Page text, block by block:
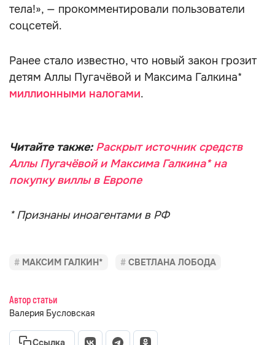
тела!», — прокомментировали пользователи
соцсетей.
Ранее стало известно, что новый закон грозит
детям Аллы Пугачёвой и Максима Галкина*
миллионными налогами.
Читайте также: Раскрыт источник средств
Аллы Пугачёвой и Максима Галкина* на
покупку виллы в Европе
* Признаны иноагентами в РФ
МАКСИМ ГАЛКИН* СВЕТЛАНА ЛОБОДА
Автор статьи
Валерия Бусловская
Ссылка